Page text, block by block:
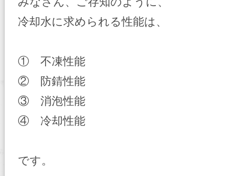
冷却水に求められる性能は、
① 不凍性能
② 防錆性能
③ 消泡性能
④ 冷却性能
です。